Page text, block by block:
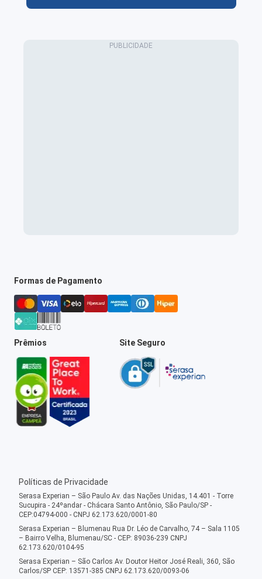
Formas de Pagamento
Prêmios Site Seguro
Políticas de Privacidade
Serasa Experian – São Paulo Av. das Nações Unidas, 14.401 - Torre
Sucupira - 24ºandar - Chácara Santo Antônio, São Paulo/SP -
CEP:04794-000 - CNPJ 62.173.620/0001-80
Serasa Experian – Blumenau Rua Dr. Léo de Carvalho, 74 – Sala 1105
– Bairro Velha, Blumenau/SC - CEP: 89036-239 CNPJ
62.173.620/0104-95
Serasa Experian – São Carlos Av. Doutor Heitor José Reali, 360, São
Carlos/SP CEP: 13571-385 CNPJ 62.173.620/0093-06